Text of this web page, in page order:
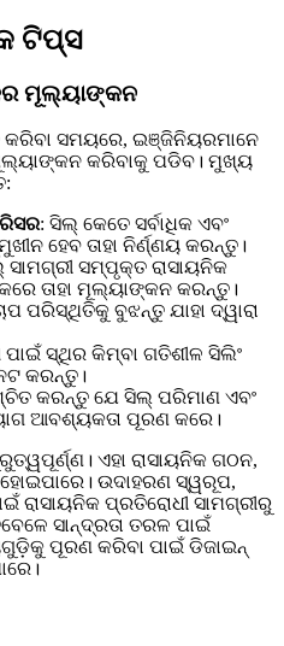
ଟିପ୍ସ
ମୂଲ୍ୟାଙ୍କନ
ସମୟରେ, ଇଞ୍ଜିନିୟରମାନେ
କରିବାକୁ ପଡିବ। ମୁଖ୍ୟ
: ସିଲ୍ କେତେ ସର୍ବାଧିକ ଏବଂ
ହେବ ତାହା ନିର୍ଣ୍ଣୟ କରନ୍ତୁ।
ସାମଗ୍ରୀ ସମ୍ପୃକ୍ତ ରାସାୟନିକ
ତାହା ମୂଲ୍ୟାଙ୍କନ କରନ୍ତୁ।
ପରିସ୍ଥିତିକୁ ବୁଝନ୍ତୁ ଯାହା ଦ୍ୱାରା
ସ୍ଥିର କିମ୍ବା ଗତିଶୀଳ ସିଲିଂ
କରନ୍ତୁ।
କରନ୍ତୁ ଯେ ସିଲ୍ ପରିମାଣ ଏବଂ
ଆବଶ୍ୟକତା ପୂରଣ କରେ।
ଏହା ରାସାୟନିକ ଗଠନ,
ହୋଇପାରେ। ଉଦାହରଣ ସ୍ୱରୂପ,
ରାସାୟନିକ ପ୍ରତିରୋଧୀ ସାମଗ୍ରୀରୁ
ସାନ୍ଦ୍ରତା ତରଳ ପାଇଁ
ପୂରଣ କରିବା ପାଇଁ ଡିଜାଇନ୍